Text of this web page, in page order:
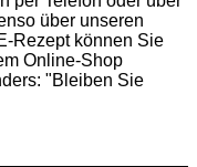
über unseren
Rezept können Sie
Online-Shop
"Bleiben Sie